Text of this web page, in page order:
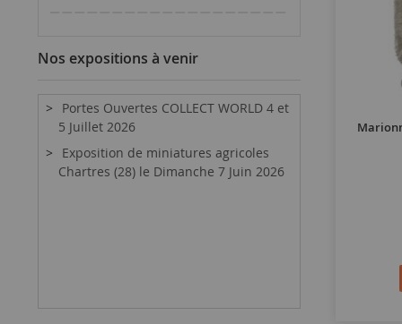
Nos expositions à venir
Portes Ouvertes COLLECT WORLD 4 et
5 Juillet 2026
Exposition de miniatures agricoles
Chartres (28) le Dimanche 7 Juin 2026